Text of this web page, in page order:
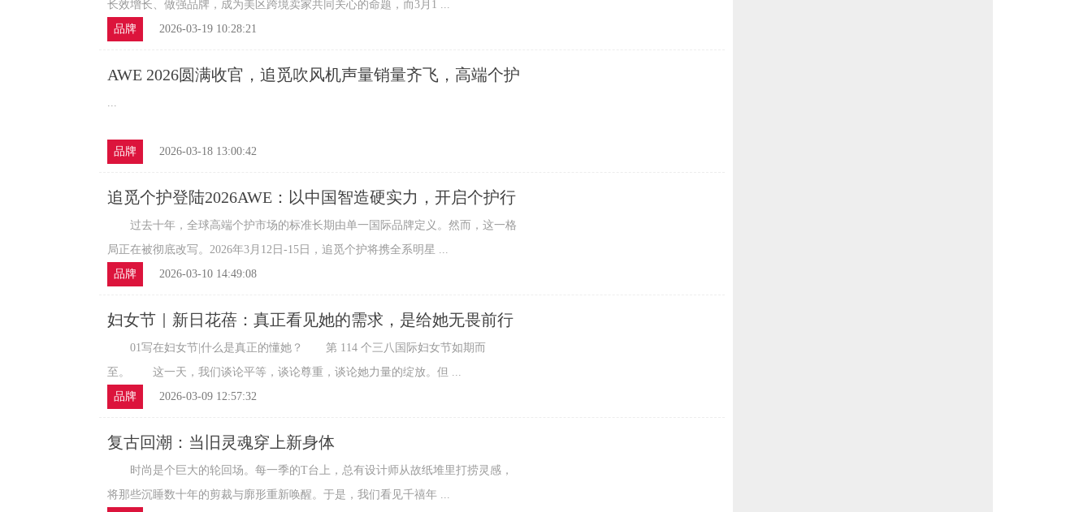
长效增长、做强品牌，成为美区跨境卖家共同关心的命题，而3月1 ...
品牌
2026-03-19 10:28:21
AWE 2026圆满收官，追觅吹风机声量销量齐飞，高端个护
...
品牌 2026-03-18 13:00:42
追觅个护登陆2026AWE：以中国智造硬实力，开启个护行
过去十年，全球高端个护市场的标准长期由单一国际品牌定义。然而，这一格
局正在被彻底改写。2026年3月12日-15日，追觅个护将携全系明星 ...
品牌
2026-03-10 14:49:08
妇女节｜新日花蓓：真正看见她的需求，是给她无畏前行
01写在妇女节|什么是真正的懂她？ 第 114 个三八国际妇女节如期而
至。 这一天，我们谈论平等，谈论尊重，谈论她力量的绽放。但 ...
品牌
2026-03-09 12:57:32
复古回潮：当旧灵魂穿上新身体
时尚是个巨大的轮回场。每一季的T台上，总有设计师从故纸堆里打捞灵感，
将那些沉睡数十年的剪裁与廓形重新唤醒。于是，我们看见千禧年 ...